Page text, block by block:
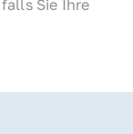
Sie Ihre